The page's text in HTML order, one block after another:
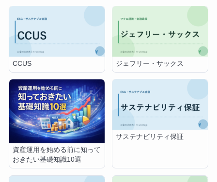
CCUS ジェフリー・サックス
資産運用を始める前に知って
おきたい基礎知識10選
サステナビリティ保証